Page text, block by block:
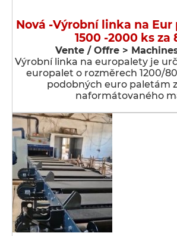
Nová -Výrobní linka na
1500 -2000 ks za
Vente / Offre >
Výrobní linka na europalety je
europalet o rozměrech 1200/
podobných euro paletám
naformátovaného